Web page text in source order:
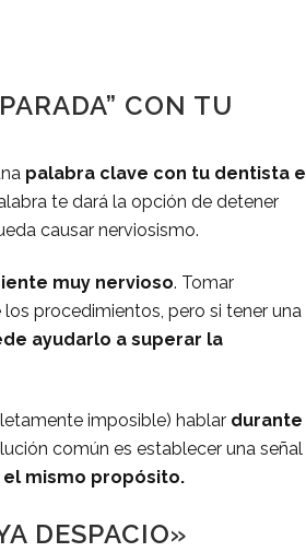
CON TU
palabra clave con tu dentista e
te dará la opción de detener
causar nerviosismo.
muy nervioso. Tomar
procedimientos, pero si tener una
ayudarlo a superar la
imposible) hablar durante
común es establecer una señal
el mismo propósito.
DESPACIO»